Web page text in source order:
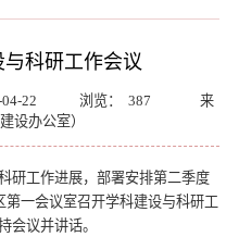
科研工作会议
22 浏览： 387
来
设办公室）
研工作进展，部署安排第二季度
一会议室召开学科建设与科研工
会议并讲话。